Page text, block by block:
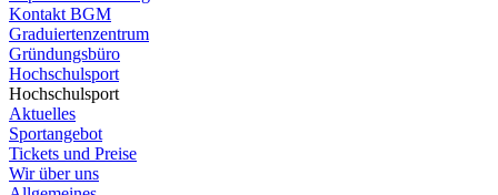
Kontakt BGM
Graduiertenzentrum
Gründungsbüro
Hochschulsport
Hochschulsport
Aktuelles
Sportangebot
Tickets und Preise
Wir über uns